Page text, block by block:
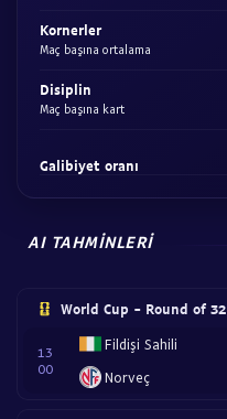
Kornerler
Maç başına ortalama
Disiplin
Maç başına kart
Galibiyet oranı
AI TAHMINLERI
World Cup - Round of 32
13
00
Fildişi Sahili
Norveç